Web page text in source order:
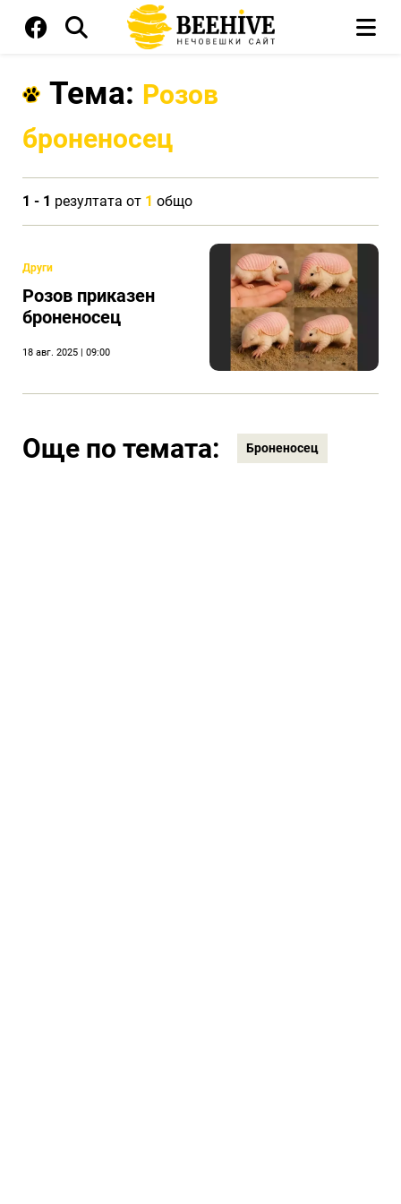
Тема: Розов
броненосец
1 - 1 резултата от 1 общо
Други
Розов приказен
броненосец
18 авг. 2025 | 09:00
Още по темата: Броненосец